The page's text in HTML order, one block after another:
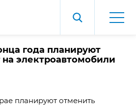
года планируют
электроавтомобили
планируют отменить